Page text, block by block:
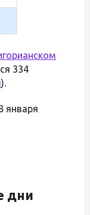
334
).
января
дни